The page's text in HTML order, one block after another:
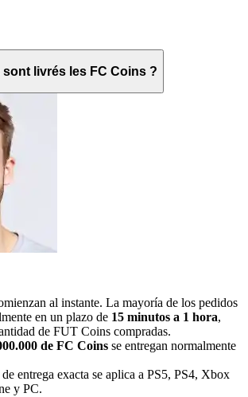
livrés les FC Coins ?
al instante. La mayoría de los pedidos
en un plazo de 15 minutos a 1 hora,
de FUT Coins compradas.
de FC Coins se entregan normalmente
entrega exacta se aplica a PS5, PS4, Xbox
y PC.